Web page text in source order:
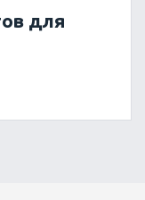
для